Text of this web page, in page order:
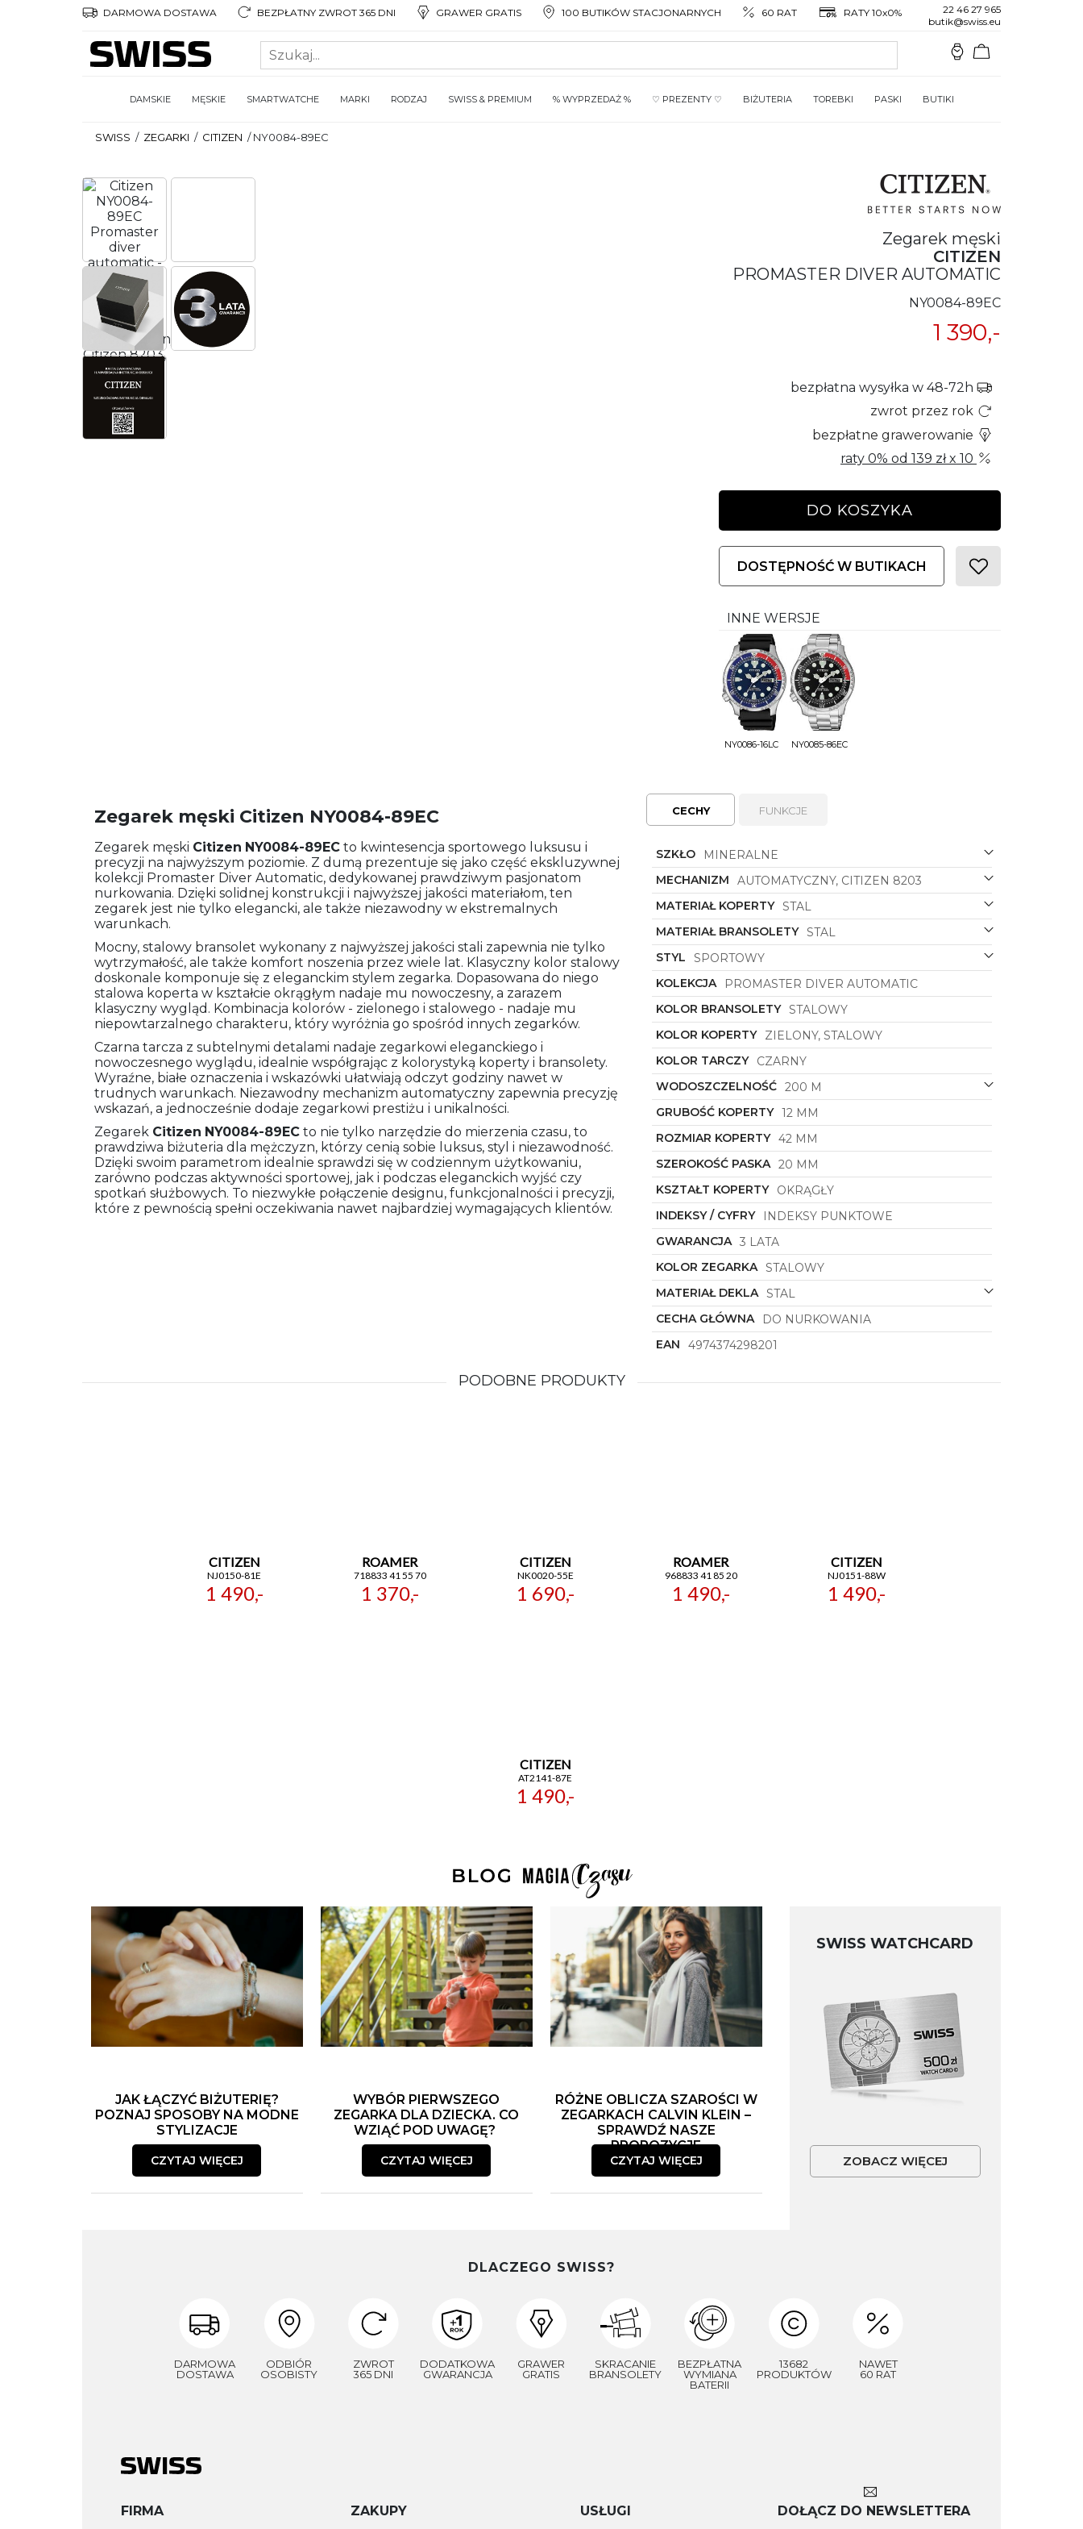
DARMOWA DOSTAWA BEZPŁATNY ZWROT 365 DNI GRAWER GRATIS 100 BUTIKÓW STACJONARNYCH 60 RAT RATY 10x0%
22 46 27 965
butik@swiss.eu
DAMSKIE MĘSKIE SMARTWATCHE MARKI RODZAJ SWISS & PREMIUM % WYPRZEDAŻ % ♡ PREZENTY ♡ BIŻUTERIA TOREBKI PASKI BUTIKI
SWISS / ZEGARKI / CITIZEN /NY0084-89EC
Zegarek męski
CITIZEN
PROMASTER DIVER AUTOMATIC
NY0084-89EC
1 390,-
bezpłatna wysyłka w 48-72h
zwrot przez rok
bezpłatne grawerowanie
raty 0% od 139 złx 10
DO KOSZYKA
DOSTĘPNOŚĆ W BUTIKACH
INNE WERSJE
NY0086-16LC NY0085-86EC
Zegarek męski Citizen NY0084-89EC
Zegarek męski Citizen NY0084-89EC to kwintesencja sportowego luksusu i
precyzji na najwyższym poziomie. Z dumą prezentuje się jako część ekskluzywnej
kolekcji Promaster Diver Automatic, dedykowanej prawdziwym pasjonatom
nurkowania. Dzięki solidnej konstrukcji i najwyższej jakości materiałom, ten
zegarek jest nie tylko elegancki, ale także niezawodny w ekstremalnych
warunkach.
Mocny, stalowy bransolet wykonany z najwyższej jakości stali zapewnia nie tylko
wytrzymałość, ale także komfort noszenia przez wiele lat. Klasyczny kolor stalowy
doskonale komponuje się z eleganckim stylem zegarka. Dopasowana do niego
stalowa koperta w kształcie okrągłym nadaje mu nowoczesny, a zarazem
klasyczny wygląd. Kombinacja kolorów - zielonego i stalowego - nadaje mu
niepowtarzalnego charakteru, który wyróżnia go spośród innych zegarków.
Czarna tarcza z subtelnymi detalami nadaje zegarkowi eleganckiego i
nowoczesnego wyglądu, idealnie współgrając z kolorystyką koperty i bransolety.
Wyraźne, białe oznaczenia i wskazówki ułatwiają odczyt godziny nawet w
trudnych warunkach. Niezawodny mechanizm automatyczny zapewnia precyzję
wskazań, a jednocześnie dodaje zegarkowi prestiżu i unikalności.
Zegarek Citizen NY0084-89EC to nie tylko narzędzie do mierzenia czasu, to
prawdziwa biżuteria dla mężczyzn, którzy cenią sobie luksus, styl i niezawodność.
Dzięki swoim parametrom idealnie sprawdzi się w codziennym użytkowaniu,
zarówno podczas aktywności sportowej, jak i podczas eleganckich wyjść czy
spotkań służbowych. To niezwykłe połączenie designu, funkcjonalności i precyzji,
które z pewnością spełni oczekiwania nawet najbardziej wymagających klientów.
CECHY FUNKCJE
SZKŁO
MINERALNE
MECHANIZM
AUTOMATYCZNY, CITIZEN 8203
MATERIAŁ KOPERTY STAL
MATERIAŁ BRANSOLETY STAL
STYL
SPORTOWY
KOLEKCJA
PROMASTER DIVER AUTOMATIC
KOLOR BRANSOLETY STALOWY
KOLOR KOPERTY
ZIELONY, STALOWY
KOLOR TARCZY
CZARNY
WODOSZCZELNOŚĆ 200 M
GRUBOŚĆ KOPERTY 12 MM
ROZMIAR KOPERTY 42 MM
SZEROKOŚĆ PASKA 20 MM
KSZTAŁT KOPERTY
OKRĄGŁY
INDEKSY / CYFRY
INDEKSY PUNKTOWE
GWARANCJA 3 LATA
KOLOR ZEGARKA STALOWY
MATERIAŁ DEKLA STAL
CECHA GŁÓWNA
DO NURKOWANIA
EAN
4974374298201
PODOBNE PRODUKTY
CITIZEN
NJ0150-81E
1 490,-
ROAMER
718833 41 55 70
1 370,-
CITIZEN
NK0020-55E
1 690,-
ROAMER
968833 41 85 20
1 490,-
CITIZEN
NJ0151-88W
1 490,-
CITIZEN
AT2141-87E
1 490,-
JAK ŁĄCZYĆ BIŻUTERIĘ?
POZNAJ SPOSOBY NA MODNE
STYLIZACJE
CZYTAJ WIĘCEJ
WYBÓR PIERWSZEGO
ZEGARKA DLA DZIECKA. CO
WZIĄĆ POD UWAGĘ?
CZYTAJ WIĘCEJ
RÓŻNE OBLICZA SZAROŚCI W
ZEGARKACH CALVIN KLEIN –
SPRAWDŹ NASZE
PROPOZYCJE
CZYTAJ WIĘCEJ
SWISS WATCHCARD
ZOBACZ WIĘCEJ
DLACZEGO SWISS?
DARMOWA
DOSTAWA
ODBIÓR
OSOBISTY
ZWROT
365 DNI
DODATKOWA
GWARANCJA
GRAWER
GRATIS
SKRACANIE
BRANSOLETY
BEZPŁATNA
WYMIANA
BATERII
13682
PRODUKTÓW
NAWET
60 RAT
FIRMA ZAKUPY USŁUGI DOŁĄCZ DO NEWSLETTERA